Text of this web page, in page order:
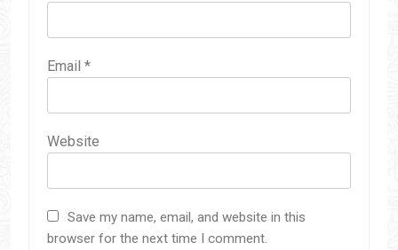
Email *
Website
Save my name, email, and website in this
browser for the next time I comment.